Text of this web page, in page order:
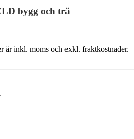
bygg och trä
inkl. moms och exkl. fraktkostnader.